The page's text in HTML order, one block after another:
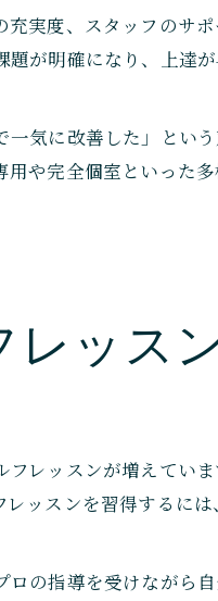
実度、スタッフのサ
が明確になり、上達
気に改善した」とい
や完全個室といった
レッス
レッスンが増えてい
ッスンを習得するに
の指導を受けながら